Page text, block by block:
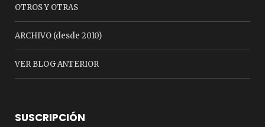
OTROS Y OTRAS
ARCHIVO (desde 2010)
VER BLOG ANTERIOR
SUSCRIPCIÓN